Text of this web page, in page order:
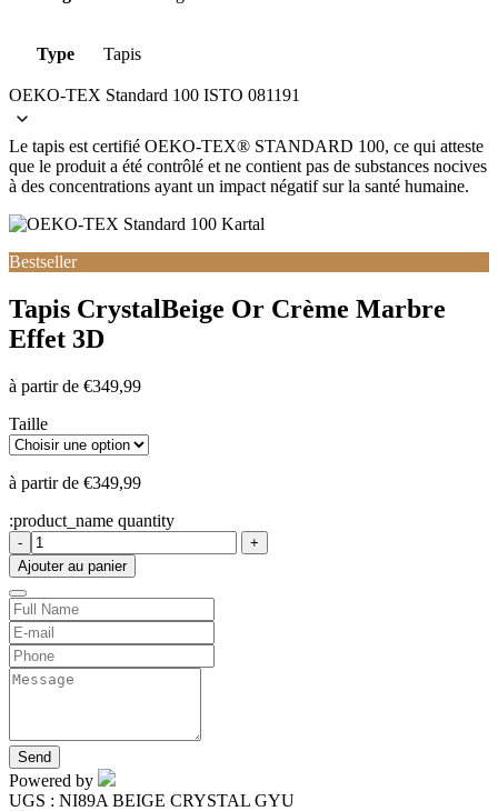
Type Tapis
OEKO-TEX Standard 100 ISTO 081191
Le tapis est certifié OEKO-TEX® STANDARD 100, ce qui atteste
que le produit a été contrôlé et ne contient pas de substances nocives
à des concentrations ayant un impact négatif sur la santé humaine.
Bestseller
Tapis CrystalBeige Or Crème Marbre
Effet 3D
à partir de €349,99
Taille
à partir de €349,99
:product_name quantity
-
+
Ajouter au panier
Send
Powered by
UGS : NI89A BEIGE CRYSTAL GYU